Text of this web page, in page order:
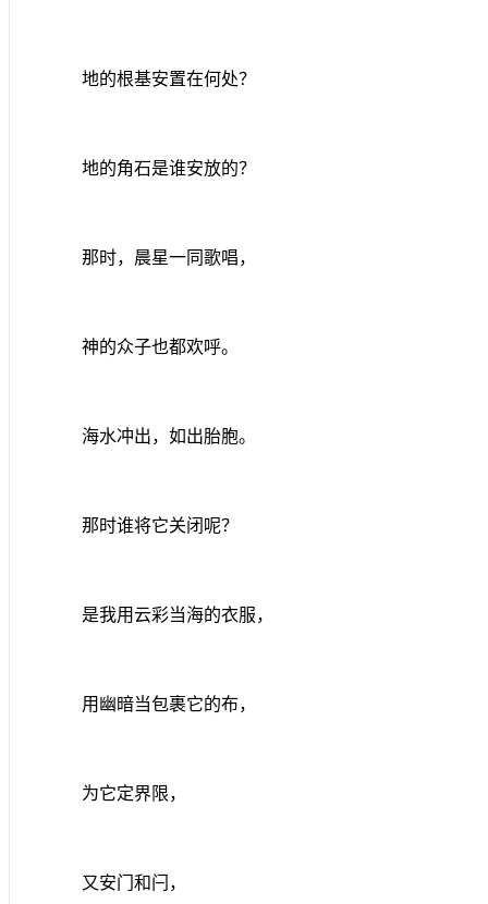
地的根基安置在何处？
地的角石是谁安放的？
那时，晨星一同歌唱，
神的众子也都欢呼。
海水冲出，如出胎胞。
那时谁将它关闭呢？
是我用云彩当海的衣服，
用幽暗当包裹它的布，
为它定界限，
又安门和闩，